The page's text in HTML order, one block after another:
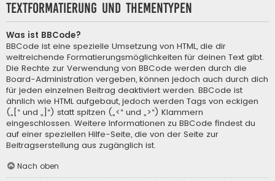
Textformatierung und Thementypen
Was ist BBCode?
BBCode ist eine spezielle Umsetzung von HTML, die dir
weitreichende Formatierungsmöglichkeiten für deinen Text gibt.
Die Rechte zur Verwendung von BBCode werden durch die
Board-Administration vergeben, können jedoch auch durch dich
für jeden einzelnen Beitrag deaktiviert werden. BBCode ist
ähnlich wie HTML aufgebaut, jedoch werden Tags von eckigen
(„[“ und „]“) statt spitzen („<“ und „>“) Klammern
eingeschlossen. Weitere Informationen zu BBCode findest du
auf einer speziellen Hilfe-Seite, die von der Seite zur
Beitragserstellung aus zugänglich ist.
Nach oben